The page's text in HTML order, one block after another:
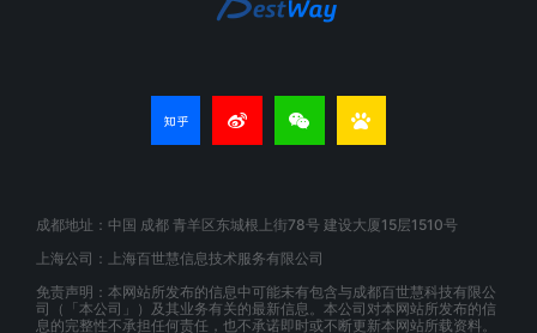
成都地址：中国 成都 青羊区东城根上街78号 建设大厦15层1510号
上海公司：上海百世慧信息技术服务有限公司
免责声明：本网站所发布的信息中可能未有包含与成都百世慧科技有限公
司（「本公司」）及其业务有关的最新信息。本公司对本网站所发布的信
息的完整性不承担任何责任，也不承诺即时或不断更新本网站所载资料。